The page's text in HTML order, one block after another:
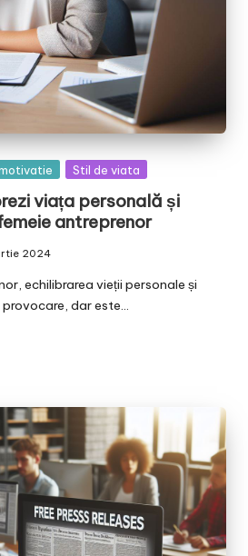
Stil de viata
viața personală și
antreprenor
2024
echilibrarea vieții personale și
dar este…